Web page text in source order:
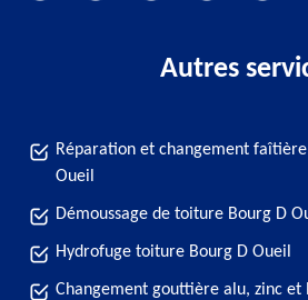
Autres
Réparation et changement
Oueil
Démoussage de toiture Bourg D
Hydrofuge toiture Bourg D Oueil
Changement gouttière alu, zinc et